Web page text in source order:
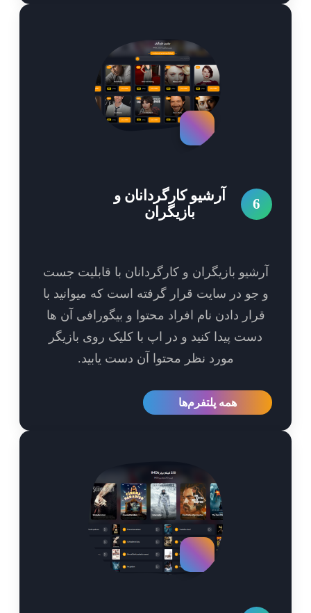
آرشیو کارگردانان و
بازیگران
بازیگران و کارگردانان با قابلیت جست
در سایت قرار گرفته است که میوانید با
دادن نام افراد محتوا و بیگورافی آن ها
پیدا کنید و در اپ با کلیک روی بازیگر
مورد نظر محتوا آن دست یابید.
همه پلتفرم‌ها